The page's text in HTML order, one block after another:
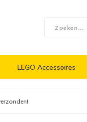
LEGO Accessoires